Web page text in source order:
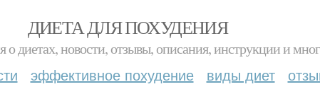
ДИЕТА ДЛЯ ПОХУДЕНИЯ
диетах, новости, отзывы, описания, инструкции и
эффективное похудение виды диет